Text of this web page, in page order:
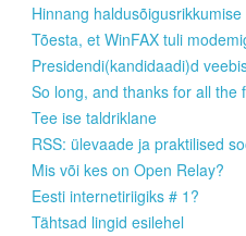
Hinnang
Tõesta, et WinFAX tuli
Presidendi(kandidaadi)d
So long, and thanks for all the
Tee ise taldriklane
RSS: ülevaade ja praktilised
Mis või kes on Open Relay?
Eesti internetiriigiks # 1?
Tähtsad lingid esilehel